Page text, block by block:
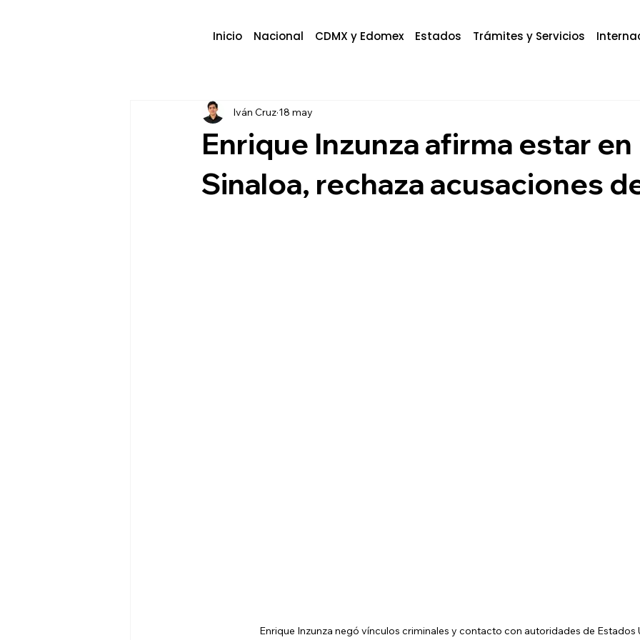
Inicio Nacional CDMX y Edomex Estados Trámites y Servicios
Enrique Inzunza afirma estar en
Sinaloa, rechaza acusaciones
Iván Cruz 18 may
Enrique Inzunza negó vínculos criminales y contacto con autoridades de Estados